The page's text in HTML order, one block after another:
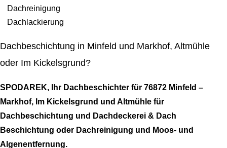
Dachreinigung
Dachlackierung
Dachbeschichtung in Minfeld und Markhof, Altmühle
oder Im Kickelsgrund?
SPODAREK, Ihr Dachbeschichter für 76872 Minfeld –
Markhof, Im Kickelsgrund und Altmühle für
Dachbeschichtung und Dachdeckerei & Dach
Beschichtung oder Dachreinigung und Moos- und
Algenentfernung.